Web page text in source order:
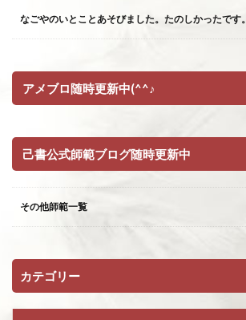
なごやのいとことあそびました。たのしかったです。
アメブロ随時更新中(^^♪
己書公式師範ブログ随時更新中
その他師範一覧
カテゴリー